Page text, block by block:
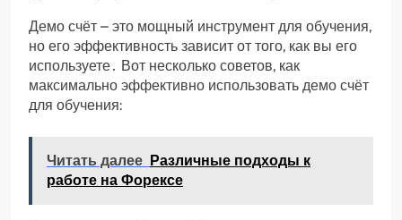
Демо счёт – это мощный инструмент для обучения,
но его эффективность зависит от того, как вы его
используете․ Вот несколько советов, как
максимально эффективно использовать демо счёт
для обучения:
Читать далее Различные подходы к
работе на Форексе